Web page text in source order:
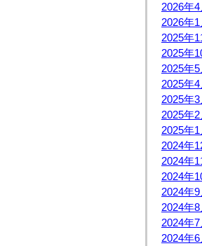
2026年4
2026年1
2025年
2025年
2025年5
2025年4
2025年3
2025年2
2025年1
2024年
2024年
2024年
2024年9
2024年8
2024年7
2024年6